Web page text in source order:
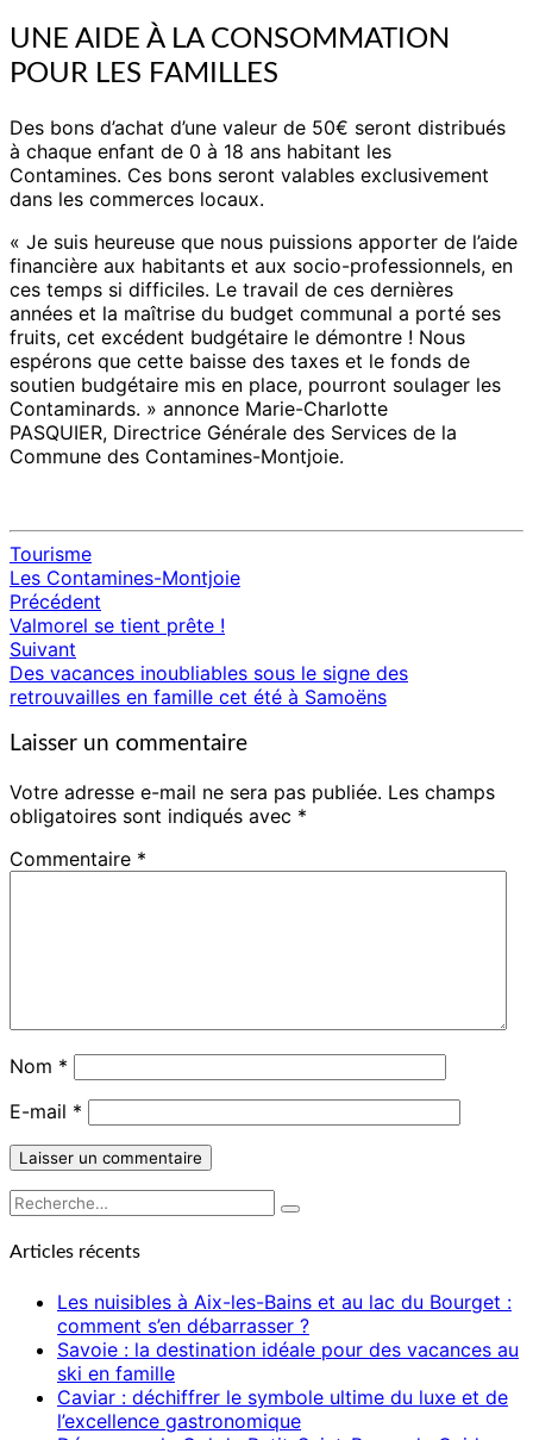
UNE AIDE À LA CONSOMMATION
POUR LES FAMILLES
Des bons d’achat d’une valeur de 50€ seront distribués
à chaque enfant de 0 à 18 ans habitant les
Contamines. Ces bons seront valables exclusivement
dans les commerces locaux.
« Je suis heureuse que nous puissions apporter de l’aide
financière aux habitants et aux socio-professionnels, en
ces temps si difficiles. Le travail de ces dernières
années et la maîtrise du budget communal a porté ses
fruits, cet excédent budgétaire le démontre ! Nous
espérons que cette baisse des taxes et le fonds de
soutien budgétaire mis en place, pourront soulager les
Contaminards. » annonce Marie-Charlotte
PASQUIER, Directrice Générale des Services de la
Commune des Contamines-Montjoie.
Tourisme
Les Contamines-Montjoie
Navigation
d'article
Précédent
Valmorel se tient prête !
Suivant
Des vacances inoubliables sous le signe des
retrouvailles en famille cet été à Samoëns
Laisser un commentaire
Votre adresse e-mail ne sera pas publiée. Les champs
obligatoires sont indiqués avec *
Commentaire *
Nom *
E-mail *
Rechercher :
Recherche
Articles récents
Les nuisibles à Aix-les-Bains et au lac du Bourget :
comment s’en débarrasser ?
Savoie : la destination idéale pour des vacances au
ski en famille
Caviar : déchiffrer le symbole ultime du luxe et de
l’excellence gastronomique